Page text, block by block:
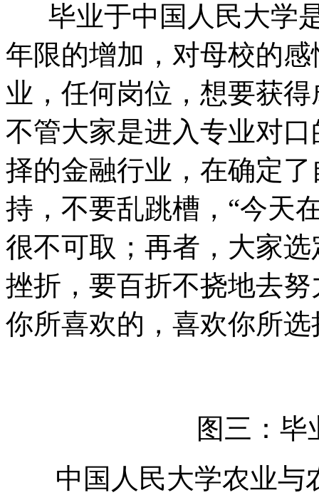
毕业于中国人民大学
年限的增加，对母校的
业，任何岗位，想要获
不管大家是进入专业对
择的金融行业，在确定
持，不要乱跳槽，“今天
很不可取；再者，大家
挫折，要百折不挠地去
你所喜欢的，喜欢你所选
图三：毕
中国人民大学农业与